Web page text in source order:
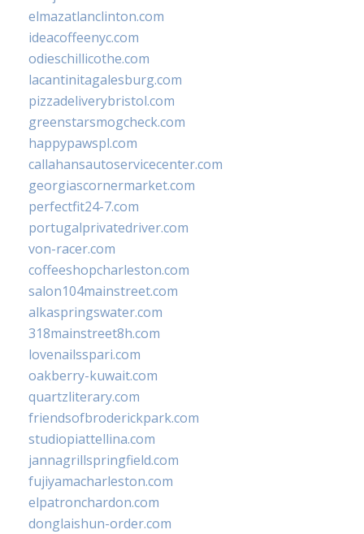
elmazatlanclinton.com
ideacoffeenyc.com
odieschillicothe.com
lacantinitagalesburg.com
pizzadeliverybristol.com
greenstarsmogcheck.com
happypawspl.com
callahansautoservicecenter.com
georgiascornermarket.com
perfectfit24-7.com
portugalprivatedriver.com
von-racer.com
coffeeshopcharleston.com
salon104mainstreet.com
alkaspringswater.com
318mainstreet8h.com
lovenailsspari.com
oakberry-kuwait.com
quartzliterary.com
friendsofbroderickpark.com
studiopiattellina.com
jannagrillspringfield.com
fujiyamacharleston.com
elpatronchardon.com
donglaishun-order.com